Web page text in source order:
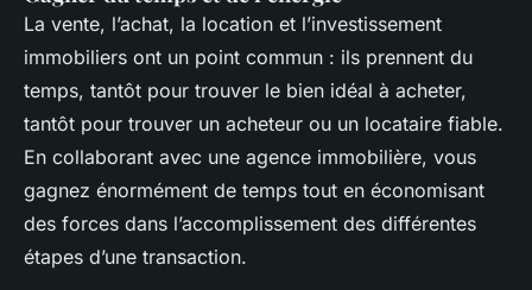
La vente, l’achat, la location et l’investissement
immobiliers ont un point commun : ils prennent du
temps, tantôt pour trouver le bien idéal à acheter,
tantôt pour trouver un acheteur ou un locataire fiable.
En collaborant avec une agence immobilière, vous
gagnez énormément de temps tout en économisant
des forces dans l’accomplissement des différentes
étapes d’une transaction.